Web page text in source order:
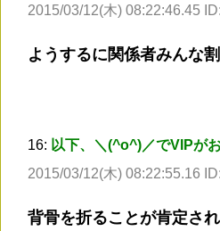
2015/03/12(木) 08:22:46.45
ようするに関係者みんな
16: 以下、＼(^o^)／でVIPが
2015/03/12(木) 08:22:55.16
背骨を折ることが肯定さ